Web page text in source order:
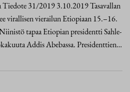
Tiedote 31/2019 3.10.2019 Tasavallan
virallisen vierailun Etiopiaan 15.–16.
tapaa Etiopian presidentti Sahle-
Addis Abebassa. Presidenttien…